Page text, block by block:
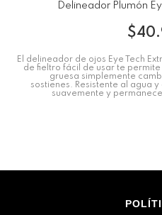
Delineador Plumón
$
El delineador de ojos Eye Tech
de fieltro fácil de usar te
gruesa simplemente
sostienes. Resistente al agua
suavemente y